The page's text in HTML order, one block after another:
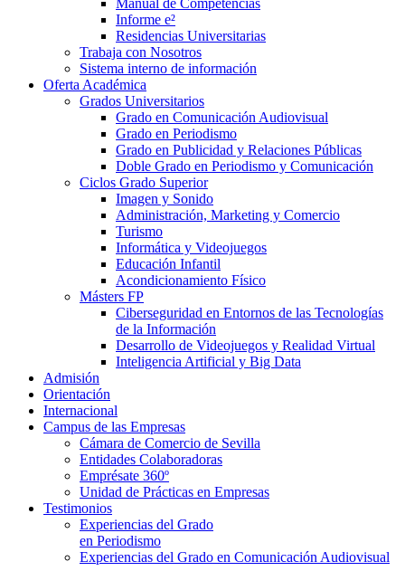
Manual de Competencias
Informe e²
Residencias Universitarias
Trabaja con Nosotros
Sistema interno de información
Oferta Académica
Grados Universitarios
Grado en Comunicación Audiovisual
Grado en Periodismo
Grado en Publicidad y Relaciones Públicas
Doble Grado en Periodismo y Comunicación
Ciclos Grado Superior
Imagen y Sonido
Administración, Marketing y Comercio
Turismo
Informática y Videojuegos
Educación Infantil
Acondicionamiento Físico
Másters FP
Ciberseguridad en Entornos de las Tecnologías
de la Información
Desarrollo de Videojuegos y Realidad Virtual
Inteligencia Artificial y Big Data
Admisión
Orientación
Internacional
Campus de las Empresas
Cámara de Comercio de Sevilla
Entidades Colaboradoras
Emprésate 360º
Unidad de Prácticas en Empresas
Testimonios
Experiencias del Grado
en Periodismo
Experiencias del Grado en Comunicación Audiovisual